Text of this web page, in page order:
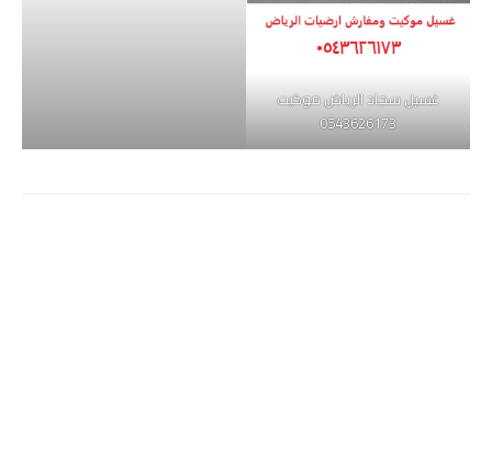
غسيل سجاد الرياض موكيت
0543626173